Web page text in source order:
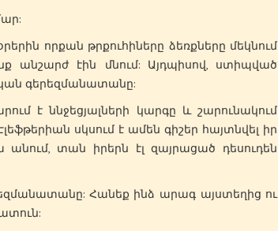
որքան թրքուհիները ձեռքները մեկնում
անշարժ էին մնում: Այդպիսով, ստիպված
գերեզմանատանը:
է ննջեցյալների կարգը և շարունակում
սկսում է ամեն գիշեր հայտնվել իր
տան իրերն էլ զայրացած դեսուդեն
Հանեք ինձ արագ այստեղից ու